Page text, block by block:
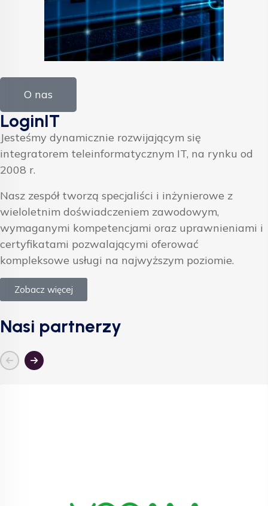
O nas
LoginIT
Jesteśmy dynamicznie rozwijającym się
integratorem teleinformatycznym IT, na rynku od
2008 r.
Nasz zespół tworzą specjaliści i inżynierowe z
wieloletnim doświadczeniem zawodowym,
wymaganymi kompetencjami oraz uprawnieniami i
certyfikatami pozwalającymi oferować
kompleksowe usługi na najwyższym poziomie.
Zobacz więcej
Nasi partnerzy